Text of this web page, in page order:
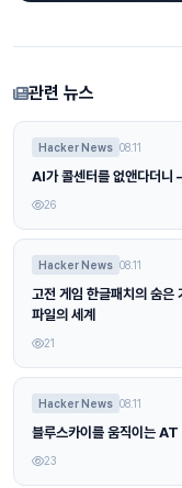
관련 뉴스
Hacker News 08.11
AI가 콜센터를 없앤다더니
26
Hacker News 08.11
고전 게임 한글패치의 숨
파일의 세계
21
Hacker News 08.11
블루스카이를 움직이는 AT
23